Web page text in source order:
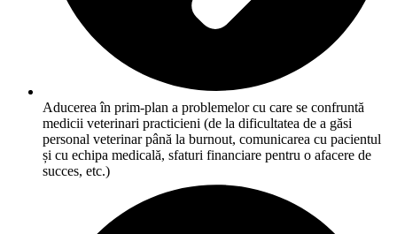
Aducerea în prim-plan a problemelor cu care se confruntă
medicii veterinari practicieni (de la dificultatea de a găsi
personal veterinar până la burnout, comunicarea cu pacientul
și cu echipa medicală, sfaturi financiare pentru o afacere de
succes, etc.)